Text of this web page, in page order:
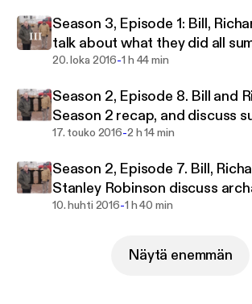
Season 3, Episode 1: Bill,
talk about what they did all
20. loka 2016-1 h 44 min
Season 2, Episode 8. Bill and
Season 2 recap, and discuss
17. touko 2016-2 h 14 min
Season 2, Episode 7. Bill,
Stanley Robinson discuss
MARS
10. huhti 2016-1 h 40 min
Näytä enemmän